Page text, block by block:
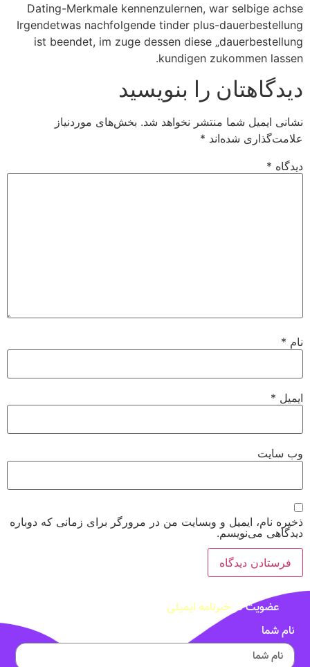
Dating-Merkmale kennenzulernen, war selbige achse
Irgendetwas nachfolgende tinder plus-dauerbestellung
ist beendet, im zuge dessen diese „dauerbestellung
kundigen zukommen lassen.
دیدگاهتان را بنویسید
نشانی ایمیل شما منتشر نخواهد شد. بخش‌های موردنیاز
علامت‌گذاری شده‌اند *
دیدگاه *
نام *
ایمیل *
وب‌ سایت
ذخیره نام، ایمیل و وبسایت من در مرورگر برای زمانی که دوباره
دیدگاهی می‌نویسم.
عضویت در خبرنامه ایمیلی
نام شما